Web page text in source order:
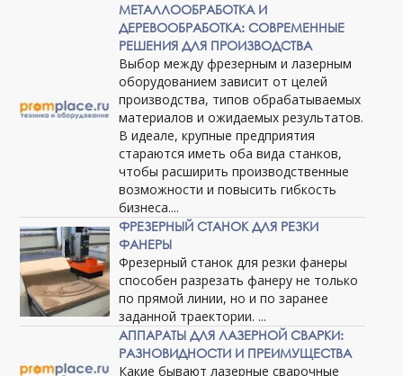
МЕТАЛЛООБРАБОТКА И
ДЕРЕВООБРАБОТКА: СОВРЕМЕННЫЕ
РЕШЕНИЯ ДЛЯ ПРОИЗВОДСТВА
Выбор между фрезерным и лазерным
оборудованием зависит от целей
производства, типов обрабатываемых
материалов и ожидаемых результатов.
В идеале, крупные предприятия
стараются иметь оба вида станков,
чтобы расширить производственные
возможности и повысить гибкость
бизнеса....
ФРЕЗЕРНЫЙ СТАНОК ДЛЯ РЕЗКИ
ФАНЕРЫ
Фрезерный станок для резки фанеры
способен разрезать фанеру не только
по прямой линии, но и по заранее
заданной траектории. ...
АППАРАТЫ ДЛЯ ЛАЗЕРНОЙ СВАРКИ:
РАЗНОВИДНОСТИ И ПРЕИМУЩЕСТВА
Какие бывают лазерные сварочные